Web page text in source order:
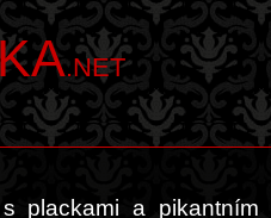
.NET
plackami a pikantním